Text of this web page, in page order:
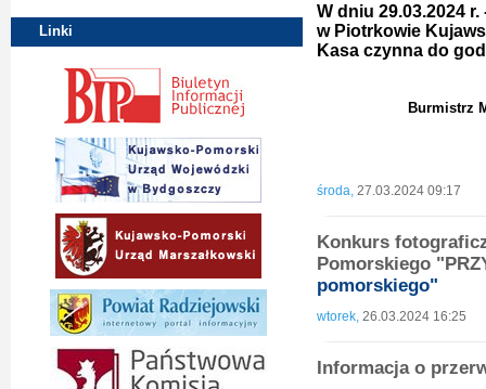
Linki
W dniu 29.03.2024
w Piotrkowie
Kasa czynna do
Burmistrz
środa, 27.03.2024 09:17
Konkurs
Pomorskiego
pomorskiego"
wtorek, 26.03.2024 16:25
Informacja o